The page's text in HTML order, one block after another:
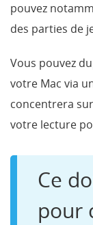
pouvez
des parties de
Vous pouvez
votre Mac via
concentrera
votre lecture
Ce
pour